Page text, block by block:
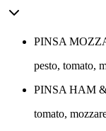
PINSA
pesto, tomato,
PINSA HAM
tomato,